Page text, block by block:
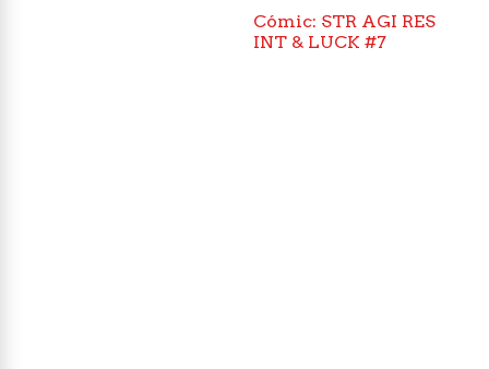
Cómic: STR AGI RES
INT & LUCK #7